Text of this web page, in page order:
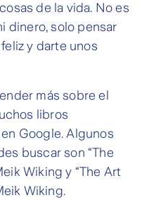
de la vida. No es
dinero, solo pensar
y darte unos
más sobre el
libros
Google. Algunos
buscar son “The
Wiking y “The Art
Wiking.